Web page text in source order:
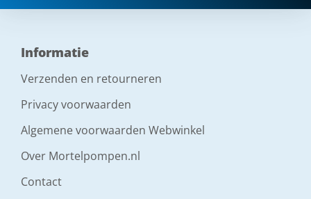
Informatie
Verzenden en retourneren
Privacy voorwaarden
Algemene voorwaarden Webwinkel
Over Mortelpompen.nl
Contact